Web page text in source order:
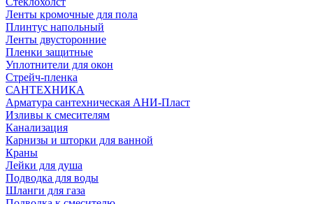
Ленты кромочные для пола
Плинтус напольный
Ленты двусторонние
Пленки защитные
Уплотнители для окон
Стрейч-пленка
САНТЕХНИКА
Арматура сантехническая АНИ-Пласт
Изливы к смесителям
Канализация
Карнизы и шторки для ванной
Краны
Лейки для душа
Подводка для воды
Шланги для газа